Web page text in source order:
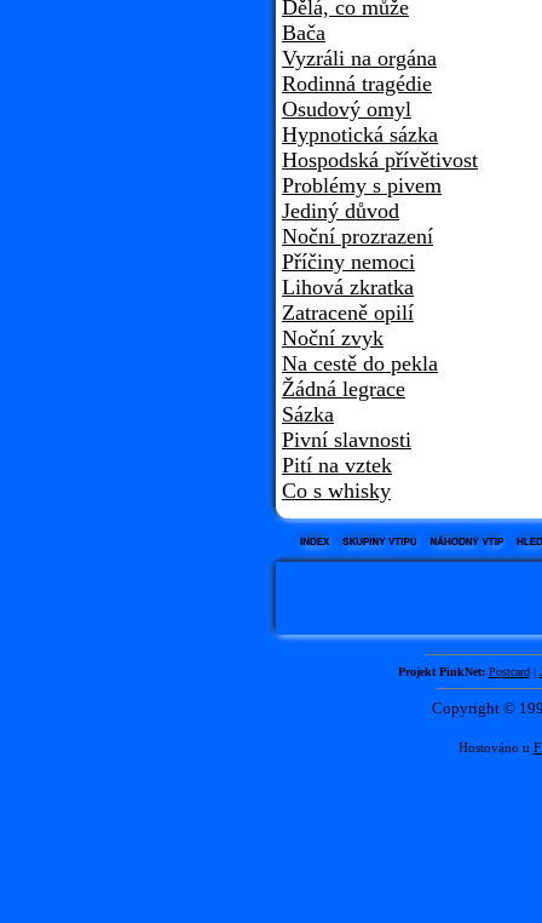
Dělá, co může
Bača
Vyzráli na orgána
Rodinná tragédie
Osudový omyl
Hypnotická sázka
Hospodská přívětivost
Problémy s pivem
Jediný důvod
Noční prozrazení
Příčiny nemoci
Lihová zkratka
Zatraceně opilí
Noční zvyk
Na cestě do pekla
Žádná legrace
Sázka
Pivní slavnosti
Pití na vztek
Co s whisky
Projekt PinkNet: Postcard|
Copyright ©
Hostováno u